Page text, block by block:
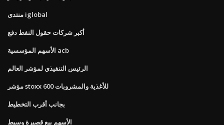
منتدى iglobal
أكبر شركات حقول النفط دفع
الأسهم المؤسسية acb
الرئيس التنفيذي لمؤشر العالم
مؤشر stoxx 600 للأغذية والمشروبات
بجانب أقرب التخطيط
الأسهم بيع قصيرة وسيط